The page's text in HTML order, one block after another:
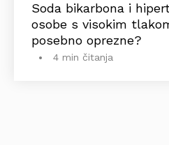
Soda bikarbona i
osobe s visokim
posebno oprezne?
4 min čitanja